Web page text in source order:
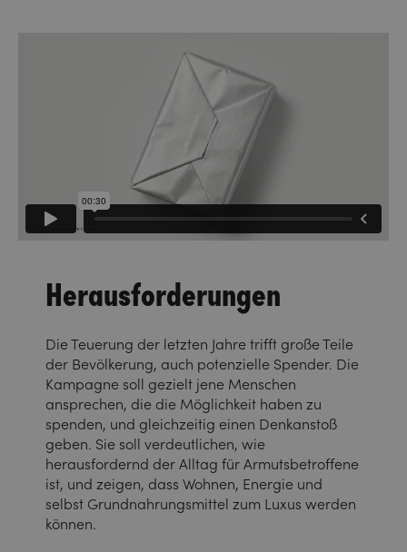
Herausforderungen
Die Teuerung der letzten Jahre trifft große Teile
der Bevölkerung, auch potenzielle Spender. Die
Kampagne soll gezielt jene Menschen
ansprechen, die die Möglichkeit haben zu
spenden, und gleichzeitig einen Denkanstoß
geben. Sie soll verdeutlichen, wie
herausfordernd der Alltag für Armutsbetroffene
ist, und zeigen, dass Wohnen, Energie und
selbst Grundnahrungsmittel zum Luxus werden
können.